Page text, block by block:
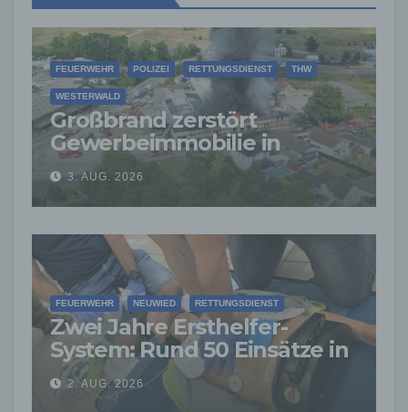
FEUERWEHR POLIZEI RETTUNGSDIENST THW
WESTERWALD
Großbrand zerstört
Gewerbeimmobilie in
Siershahn –
Millionenschaden
entstanden
3. AUG. 2026
FEUERWEHR NEUWIED RETTUNGSDIENST
Zwei Jahre Ersthelfer-
System: Rund 50 Einsätze in
der VG Asbach
2. AUG. 2026